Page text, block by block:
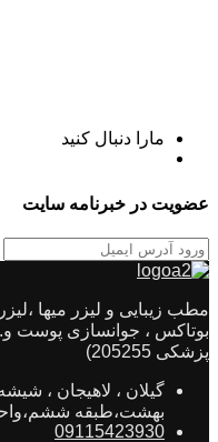
مارا دنبال کنید
عضویت در خبرنامه سایت
مطب زیبایی و لیزر میها
بوتاکس ، جوانسازی پوست
پزشکی 205255)
بهشت،طبقه
09115423930